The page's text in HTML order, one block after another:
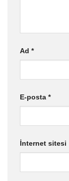
Ad *
E-posta *
İnternet sitesi